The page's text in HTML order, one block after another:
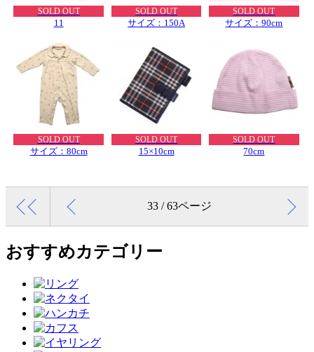
SOLD OUT
11
SOLD OUT
サイズ：150A
SOLD OUT
サイズ：90cm
SOLD OUT
サイズ：80cm
SOLD OUT
15×10cm
SOLD OUT
70cm
33 / 63ページ
おすすめカテゴリー